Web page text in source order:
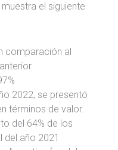
el siguiente
comparación al
2022, se presentó
términos de valor.
del 64% de los
año 2021